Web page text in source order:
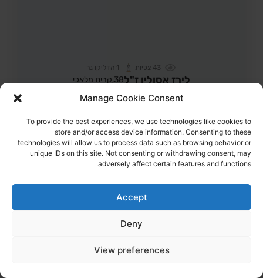
Manage Cookie Consent
To provide the best experiences, we use technologies like cookies to
store and/or access device information. Consenting to these
technologies will allow us to process data such as browsing behavior or
unique IDs on this site. Not consenting or withdrawing consent, may
adversely affect certain features and functions.
Accept
Deny
View preferences
43 צפיות 1 הדליקו נר
לירז אסולין ז"ל38, קרית מלאכי
לירז ז"ל עוד הספיקה לכתוב למשפחתה "אוהבת אתכם, יורים עליי"
לפוסט המלא הדלקת נר